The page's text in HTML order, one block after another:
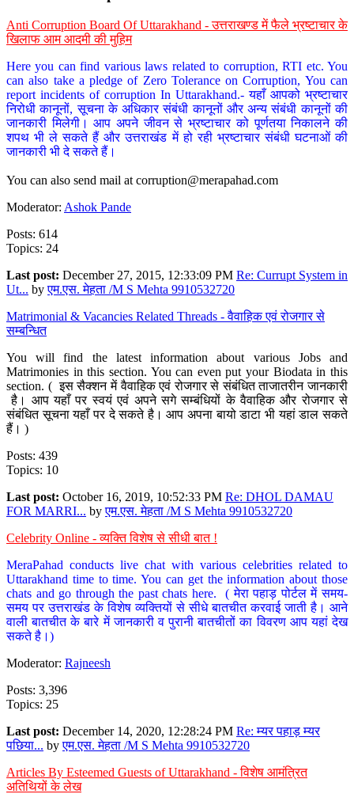
Anti Corruption Board Of Uttarakhand - उत्तराखण्ड में फैले भ्रष्टाचार के
खिलाफ आम आदमी की मुहिम
Here you can find various laws related to corruption, RTI etc. You
can also take a pledge of Zero Tolerance on Corruption, You can
report incidents of corruption In Uttarakhand.- यहाँ आपको भ्रष्टाचार
निरोधी कानूनों, सूचना के अधिकार संबंधी कानूनों और अन्य संबंधी कानूनों की
जानकारी मिलेगी। आप अपने जीवन से भ्रष्टाचार को पूर्णतया निकालने की
शपथ भी ले सकते हैं और उत्तराखंड में हो रही भ्रष्टाचार संबंधी घटनाओं की
जानकारी भी दे सकते हैं।
You can also send mail at corruption@merapahad.com
Moderator: Ashok Pande
Posts: 614
Topics: 24
Last post: December 27, 2015, 12:33:09 PM Re: Currupt System in
Ut... byएम.एस. मेहता /M S Mehta 9910532720
Matrimonial & Vacancies Related Threads - वैवाहिक एवं रोजगार से
सम्बन्धित
You will find the latest information about various Jobs and
Matrimonies in this section. You can even put your Biodata in this
section. ( इस सैक्शन में वैवाहिक एवं रोजगार से संबंधित ताजातरीन जानकारी
है। आप यहाँ पर स्वयं एवं अपने सगे सम्बंधियों के वैवाहिक और रोजगार से
संबंधित सूचना यहाँ पर दे सकते है। आप अपना बायो डाटा भी यहां डाल सकते
हैं। )
Posts: 439
Topics: 10
Last post: October 16, 2019, 10:52:33 PM Re: DHOL DAMAU
FOR MARRI... byएम.एस. मेहता /M S Mehta 9910532720
Celebrity Online - व्यक्ति विशेष से सीधी बात !
MeraPahad conducts live chat with various celebrities related to
Uttarakhand time to time. You can get the information about those
chats and go through the past chats here. ( मेरा पहाड़ पोर्टल में समय-
समय पर उत्तराखंड के विशेष व्यक्तियों से सीधे बातचीत करवाई जाती है। आने
वाली बातचीत के बारे में जानकारी व पुरानी बातचीतों का विवरण आप यहां देख
सकते है।)
Moderator: Rajneesh
Posts: 3,396
Topics: 25
Last post: December 14, 2020, 12:28:24 PM Re: म्यर पहाड़ म्यर
पछिया... byएम.एस. मेहता /M S Mehta 9910532720
Articles By Esteemed Guests of Uttarakhand - विशेष आमंत्रित
अतिथियों के लेख